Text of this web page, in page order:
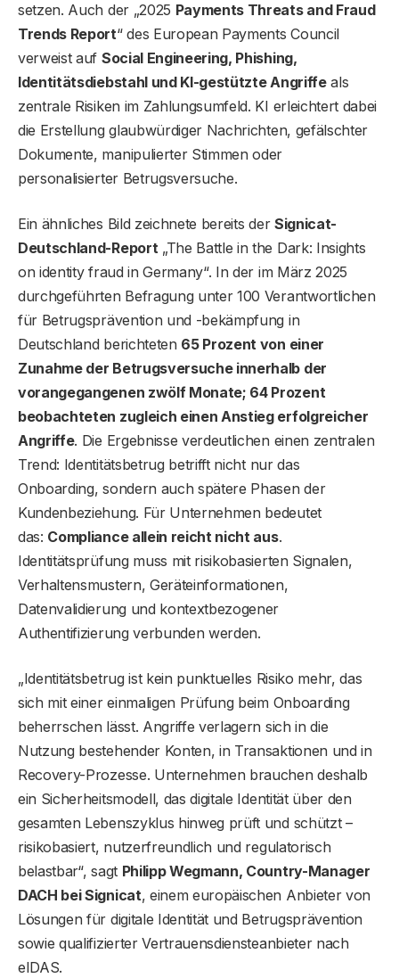
setzen. Auch der „2025 Payments Threats and Fraud
Trends Report“ des European Payments Council
verweist auf Social Engineering, Phishing,
Identitätsdiebstahl und KI-gestützte Angriffeals
zentrale Risiken im Zahlungsumfeld. KI erleichtert dabei
die Erstellung glaubwürdiger Nachrichten, gefälschter
Dokumente, manipulierter Stimmen oder
personalisierter Betrugsversuche.
Ein ähnliches Bild zeichnete bereits der Signicat-
Deutschland-Report„The Battle in the Dark: Insights
on identity fraud in Germany“. In der im März 2025
durchgeführten Befragung unter 100 Verantwortlichen
für Betrugsprävention und -bekämpfung in
Deutschland berichteten 65 Prozent von einer
Zunahme der Betrugsversuche innerhalb der
vorangegangenen zwölf Monate; 64 Prozent
beobachteten zugleich einen Anstieg erfolgreicher
Angriffe. Die Ergebnisse verdeutlichen einen zentralen
Trend: Identitätsbetrug betrifft nicht nur das
Onboarding, sondern auch spätere Phasen der
Kundenbeziehung. Für Unternehmen bedeutet
das: Compliance allein reicht nicht aus.
Identitätsprüfung muss mit risikobasierten Signalen,
Verhaltensmustern, Geräteinformationen,
Datenvalidierung und kontextbezogener
Authentifizierung verbunden werden.
„Identitätsbetrug ist kein punktuelles Risiko mehr, das
sich mit einer einmaligen Prüfung beim Onboarding
beherrschen lässt. Angriffe verlagern sich in die
Nutzung bestehender Konten, in Transaktionen und in
Recovery-Prozesse. Unternehmen brauchen deshalb
ein Sicherheitsmodell, das digitale Identität über den
gesamten Lebenszyklus hinweg prüft und schützt –
risikobasiert, nutzerfreundlich und regulatorisch
belastbar“, sagt Philipp Wegmann, Country-Manager
DACH bei Signicat, einem europäischen Anbieter von
Lösungen für digitale Identität und Betrugsprävention
sowie qualifizierter Vertrauensdiensteanbieter nach
eIDAS.